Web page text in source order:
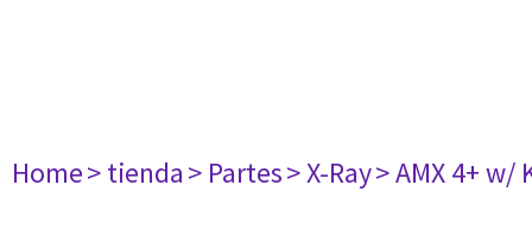
Home> tienda> Partes> X-Ray> AMX 4+ w/